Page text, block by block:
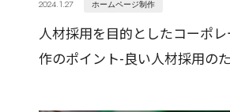
2024.1.27 ホームページ制作
人材採用を目的としたコーポ
作のポイント-良い人材採用の